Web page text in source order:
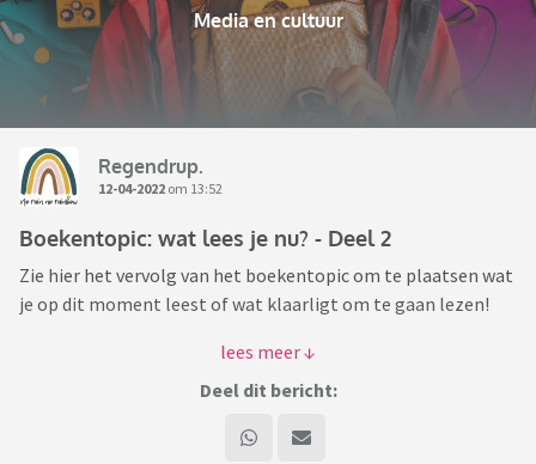
Media en cultuur
Regendrup.
12-04-2022 om 13:52
Boekentopic: wat lees je nu? - Deel 2
Zie hier het vervolg van het boekentopic om te plaatsen wat
je op dit moment leest of wat klaarligt om te gaan lezen!
Eventueel kun je erbij schrijven wat je er tot nu toe van vindt
of waarom je ervoor gekozen hebt dit boek te gaan lezen.
Deel dit bericht: